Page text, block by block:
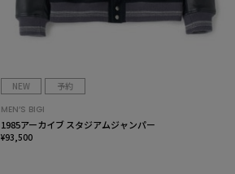
NEW
予約
MEN’S BIGI
1985アーカイブ スタジアムジャンパー
¥93,500